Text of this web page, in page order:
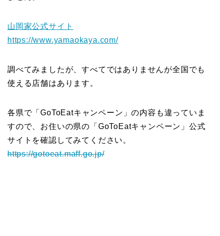
山岡家公式サイト
https://www.yamaokaya.com/
調べてみましたが、すべてではありませんが全国でも
使える店舗はあります。
各県で「GoToEatキャンペーン」の内容も違っていま
すので、お住いの県の「GoToEatキャンペーン」公式
サイトを確認してみてください。
https://gotoeat.maff.go.jp/